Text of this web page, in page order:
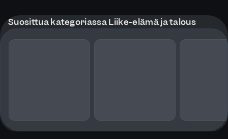
Suosittua kategoriassa Liike-elämä ja talous